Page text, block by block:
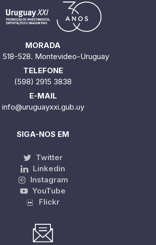
MORADA
518-528. Montevideo-Uruguay
TELEFONE
(598) 2915 3838
E-MAIL
info@uruguayxxi.gub.uy
SIGA-NOS EM
Twitter
Linkedin
Instagram
YouTube
Flickr